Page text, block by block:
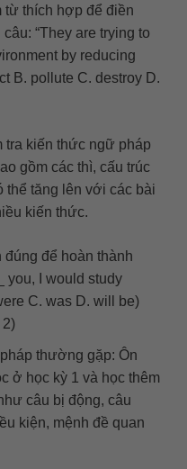
thích hợp để điền
“They are trying to
by reducing
B. pollute C. destroy D.
tra kiến thức ngữ pháp
gồm các thì, cấu trúc
tăng lên với các bài
kiến thức.
để hoàn thành
you, I would study
C. was D. will be)
thường gặp: Ôn
ở học kỳ 1 và học thêm
câu bị động, câu
kiện, mệnh đề quan